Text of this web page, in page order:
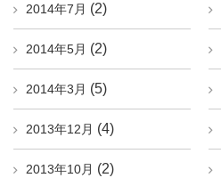
2014年7月 (2)
2014年5月 (2)
2014年3月 (5)
2013年12月 (4)
2013年10月 (2)